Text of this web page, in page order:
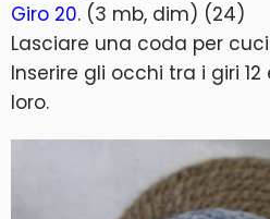
Giro 20. (3 mb, dim) (24)
Lasciare una coda per
Inserire gli occhi tra i giri
loro.